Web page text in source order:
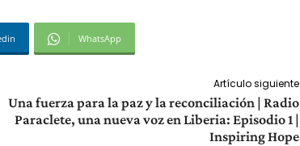
WhatsApp
Artículo siguiente
Una fuerza para la paz y la reconciliación | Radio
Paraclete, una nueva voz en Liberia: Episodio 1 |
Inspiring Hope